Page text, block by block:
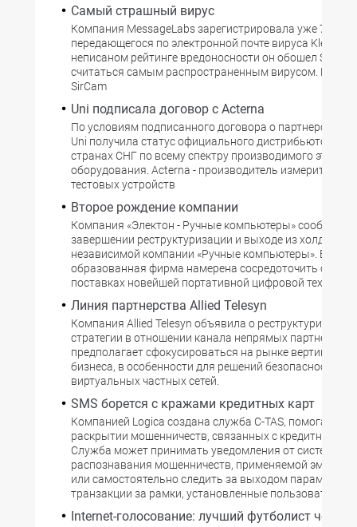
Самый страшный вирус
Компания MessageLabs зарегистрировала уже 775
передающегося по электронной почте вируса Klez.H. В
неписаном рейтинге вредоносности он обошел
считаться самым распространенным вирусом. В
SirCam
Uni подписала договор с Acterna
По условиям подписанного договора о партнерстве
Uni получила статус официального дистрибьютора
странах СНГ по всему спектру производимого этой
оборудования. Acterna - производитель
тестовых устройств
Второе рождение компании
Компания «Электон - Ручные компьютеры» сообщила
завершении реструктуризации и выходе из холдинга
независимой компании «Ручные компьютеры». Вновь
образованная фирма намерена сосредоточить свои
поставках новейшей портативной цифровой техники
Линия партнерства Allied Telesyn
Компания Allied Telesyn объявила о реструктуризации
стратегии в отношении канала непрямых партнеров.
предполагает сфокусироваться на рынке
бизнеса, в особенности для решений безопасности и
виртуальных частных сетей.
SMS борется с кражами кредитных карт
Компанией Logica создана служба С-TAS,
раскрытии мошенничеств, связанных с кредитными
Служба может принимать уведомления от системы
распознавания мошенничеств, применяемой
или самостоятельно следить за выходом параметров
транзакции за рамки, установленные пользователем.
Internet-голосование: лучший футболист